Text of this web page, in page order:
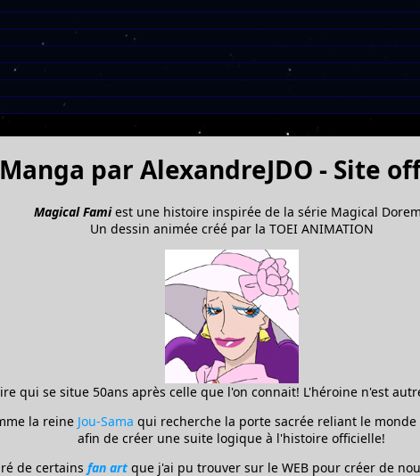
par AlexandreJDO - Site
Magical Famiest une histoire inspirée de la série Magical
Un dessin animée créé par la TOEI ANIMATION
qui se situe 50ans après celle que l'on connait! L'héroine n'est
la reine Jou-Sama qui recherche la porte sacrée reliant le
afin de créer une suite logique à l'histoire officielle!
de certainsfan art que j'ai pu trouver sur le WEB pour créer de